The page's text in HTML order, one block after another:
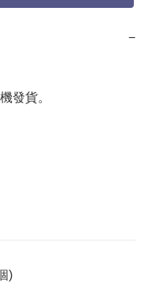
−
發貨。
)